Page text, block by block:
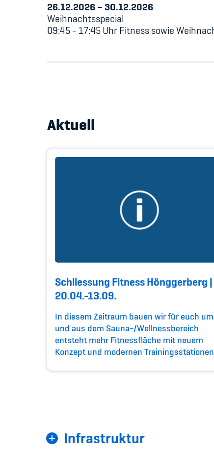
26.12.2026– 30.12.2026
Weihnachtsspecial
09:45 - 17:45 Uhr Fitness sowie
Aktuell
Schliessung Fitness Hönggerberg |
20.04.-13.09.
In diesem Zeitraum bauen wir für euch um
und aus dem Sauna-/Wellnessbereich
entsteht mehr Fitnessfläche mit neuem
Konzept und modernen
Infrastruktur